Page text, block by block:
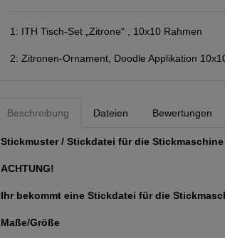
1: ITH Tisch-Set „Zitrone“ , 10x10 Rahmen
2: Zitronen-Ornament, Doodle Applikation
Beschreibung Dateien Bewertungen
Stickmuster / Stickdatei für die Stickmaschine
ACHTUNG!
Ihr bekommt eine Stickdatei für die
Maße/Größe